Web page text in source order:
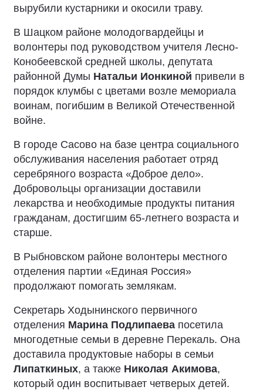
вырубили кустарники и окосили траву.
В Шацком районе молодогвардейцы и
волонтеры под руководством учителя Лесно-
Конобеевской средней школы, депутата
районной Думы Натальи Ионкиной привели в
порядок клумбы с цветами возле мемориала
воинам, погибшим в Великой Отечественной
войне.
В городе Сасово на базе центра социального
обслуживания населения работает отряд
серебряного возраста «Доброе дело».
Добровольцы организации доставили
лекарства и необходимые продукты питания
гражданам, достигшим 65-летнего возраста и
старше.
В Рыбновском районе волонтеры местного
отделения партии «Единая Россия»
продолжают помогать землякам.
Секретарь Ходынинского первичного
отделения Марина Подлипаева посетила
многодетные семьи в деревне Перекаль. Она
доставила продуктовые наборы в семьи
Липаткиных, а также Николая Акимова,
который один воспитывает четверых детей.